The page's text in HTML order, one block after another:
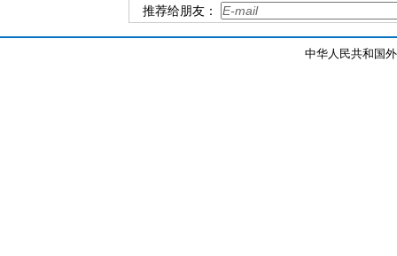
推荐给朋友：
中华人民共和国